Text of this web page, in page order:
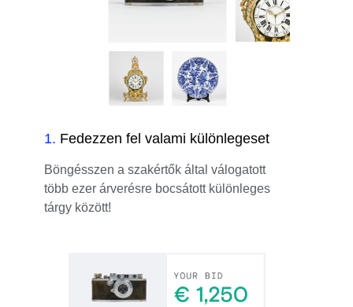
1. Fedezzen fel valami különlegeset
Böngésszen a szakértők által válogatott
több ezer árverésre bocsátott különleges
tárgy között!